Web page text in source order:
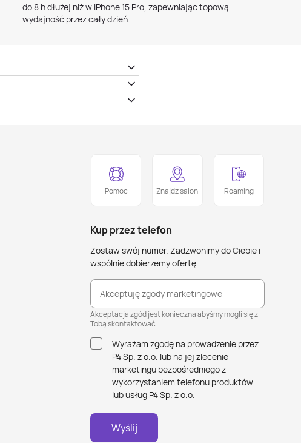
do 8 h dłużej niż w iPhone 15 Pro, zapewniając topową
wydajność przez cały dzień.
Pomoc Znajdź salon Roaming
Kup przez telefon
Zostaw swój numer. Zadzwonimy do Ciebie i
wspólnie dobierzemy ofertę.
Akceptuję zgody marketingowe
Akceptacja zgód jest konieczna abyśmy mogli się z
Tobą skontaktować.
Wyrażam zgodę na prowadzenie przez
P4 Sp. z o.o. lub na jej zlecenie
marketingu bezpośredniego z
wykorzystaniem telefonu produktów
lub usług P4 Sp. z o.o.
Wyślij